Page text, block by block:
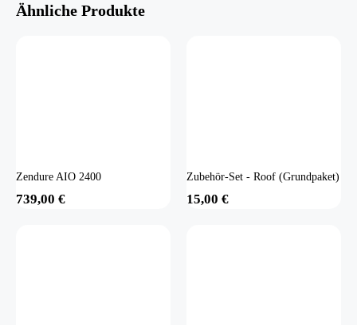
Ähnliche Produkte
Zendure AIO 2400
739,00 €
Zubehör-Set - Roof (Grundpaket)
15,00 €